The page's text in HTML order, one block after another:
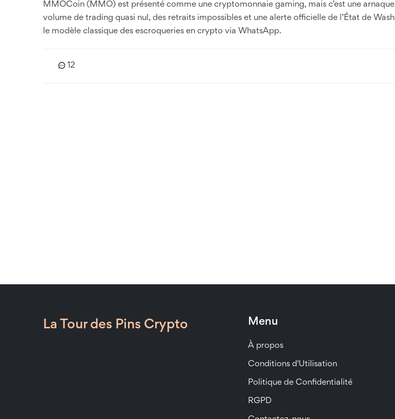
MMOCoin (MMO) est présenté comme une cryptomonnaie gaming, mais c’est une
volume de trading quasi nul, des retraits impossibles et une alerte officielle de l’État de
le modèle classique des escroqueries en crypto via WhatsApp.
12
La Tour des Pins Crypto Menu
À propos
Conditions d'Utilisation
Politique de Confidentialité
RGPD